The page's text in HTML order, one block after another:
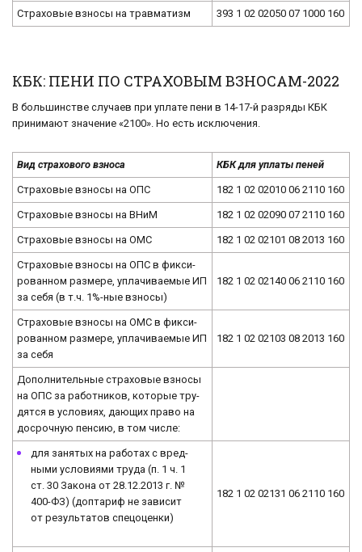
Стра­хо­вые взно­сы на трав­ма­тизм 393 1 02 02050 07 1000 160
КБК: ПЕНИ ПО СТРАХОВЫМ ВЗНОСАМ-2022
В боль­шин­стве слу­ча­ев при упла­те пени в 14-17-й раз­ря­ды КБК
при­ни­ма­ют зна­че­ние «2100». Но есть ис­клю­че­ния.
Вид стра­хо­во­го взно­са КБК для упла­ты пеней
Стра­хо­вые взно­сы на ОПС 182 1 02 02010 06 2110 160
Стра­хо­вые взно­сы на ВНиМ 182 1 02 02090 07 2110 160
Стра­хо­вые взно­сы на ОМС 182 1 02 02101 08 2013 160
Стра­хо­вые взно­сы на ОПС в фик­си­
ро­ван­ном размере, упла­чи­ва­е­мые ИП
за себя (в т.ч. 1%-ные взно­сы)
182 1 02 02140 06 2110 160
Стра­хо­вые взно­сы на ОМС в фик­си­
ро­ван­ном раз­ме­ре, упла­чи­ва­е­мые ИП
за себя
182 1 02 02103 08 2013 160
До­пол­ни­тель­ные стра­хо­вые взно­сы
на ОПС за ра­бот­ни­ков, ко­то­рые тру­
дят­ся в усло­ви­ях, дающих право на
до­сроч­ную пен­сию, в том числе:
для за­ня­тых на ра­бо­тах с вред­
ны­ми условиями труда (п. 1 ч. 1
ст. 30 Закона от 28.12.2013 г. №
400-ФЗ) (до­пта­риф не зависит
от ре­зуль­та­тов спе­цо­цен­ки)
182 1 02 02131 06 2110 160